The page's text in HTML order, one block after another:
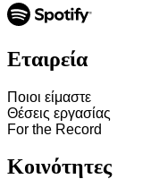
Εταιρεία
Ποιοι είμαστε
Θέσεις εργασίας
For the Record
Κοινότητες